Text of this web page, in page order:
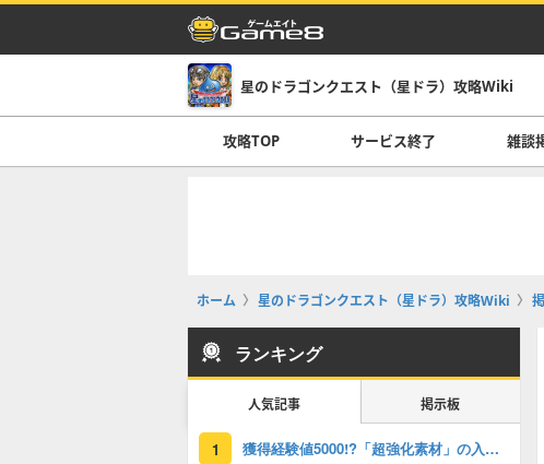
星のドラゴンクエスト（星ドラ）攻略Wiki
攻略TOP サービス終了 雑談
ホーム 星のドラゴンクエスト（星ドラ）攻略Wiki
ランキング
人気記事 掲示板
1 獲得経験値5000!?「超強化素材」の入手方法！